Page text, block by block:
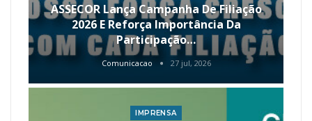
ASSECOR Lança Campanha De Filiação
2026 E Reforça Importância Da
Participação…
Comunicacao 27 jul, 2026
IMPRENSA